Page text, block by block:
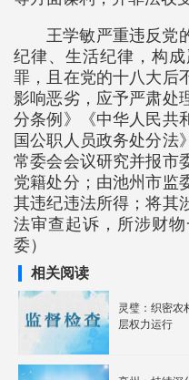
王学敏严重违反党
纪律、生活纪律，构
罪，且在党的十八大后
影响恶劣，应予严肃处
分条例》《中华人民共
国公职人员政务处分法
常委会会议研究并报市
党籍处分；由池州市监
其违纪违法所得；将其
法审查起诉，所涉财
委）
相关阅读
灵璧：织密农
层权力运行